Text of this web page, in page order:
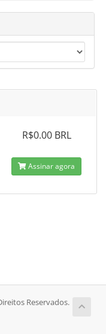
R$0.00 BRL
Assinar agora
Reservados.